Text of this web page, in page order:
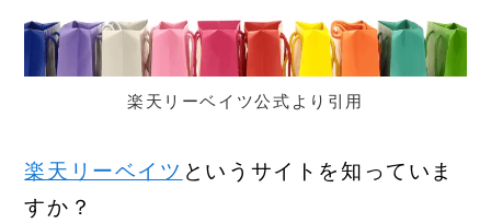
楽天リーベイツ公式より引用
楽天リーベイツ というサイトを知っていま
すか？